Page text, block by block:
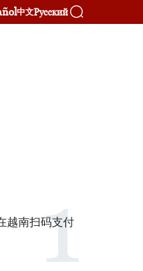
中文Русский
越南扫码支付